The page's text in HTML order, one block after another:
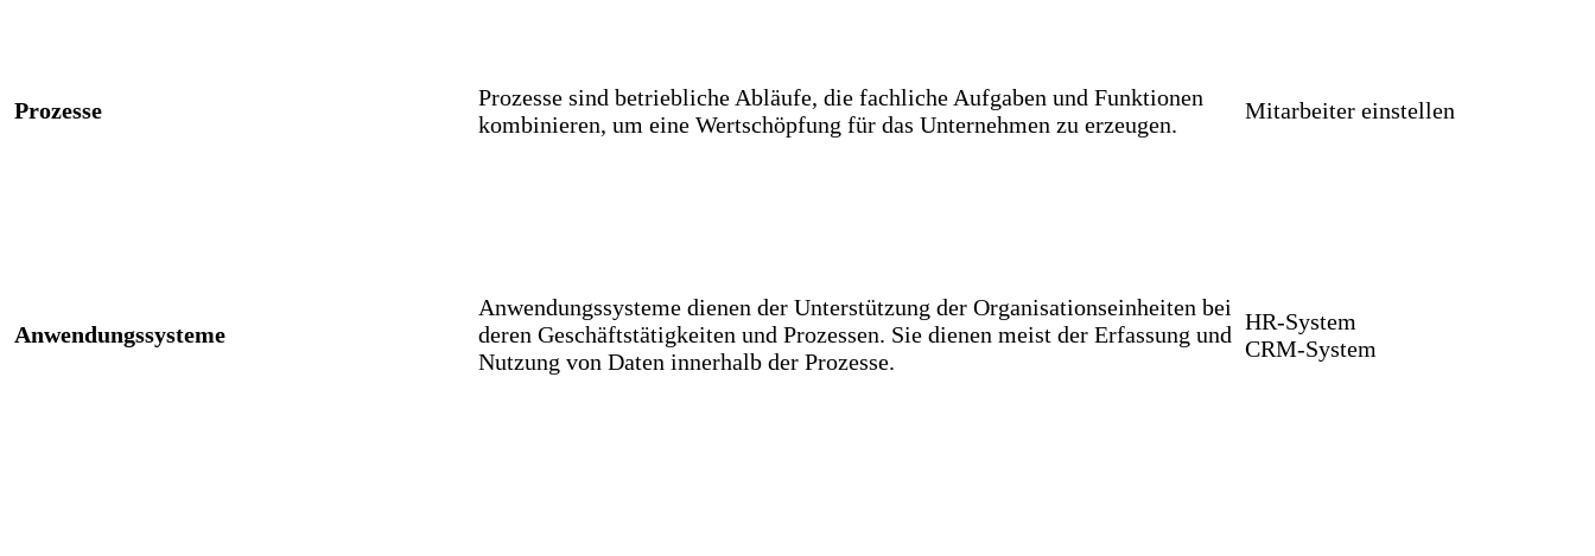
Prozesse
Prozesse sind betriebliche Abläufe, die fachliche Aufgaben und Funktionen
kombinieren, um eine Wertschöpfung für das Unternehmen zu erzeugen.
Mitarbeiter einstellen
Anwendungssysteme
Anwendungssysteme dienen der Unterstützung der Organisationseinheiten bei
deren Geschäftstätigkeiten und Prozessen. Sie dienen meist der Erfassung und
Nutzung von Daten innerhalb der Prozesse.
HR-System
CRM-System